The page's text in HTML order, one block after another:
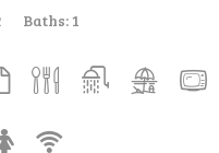
Baths:1